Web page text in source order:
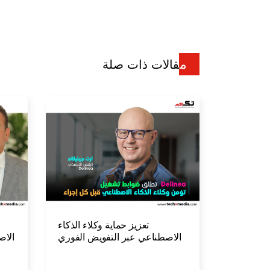
مقالات ذات صلة
تعزيز حماية وكلاء الذكاء
الاصطناعي عبر التفويض الفوري